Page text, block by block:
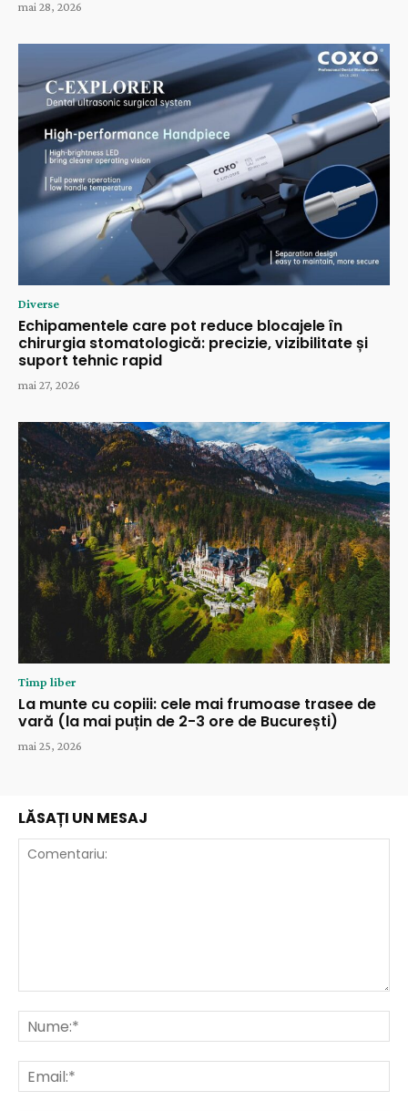
mai 28, 2026
Diverse
Echipamentele care pot reduce blocajele în
chirurgia stomatologică: precizie, vizibilitate și
suport tehnic rapid
mai 27, 2026
Timp liber
La munte cu copiii: cele mai frumoase trasee de
vară (la mai puțin de 2-3 ore de București)
mai 25, 2026
LĂSAȚI UN MESAJ